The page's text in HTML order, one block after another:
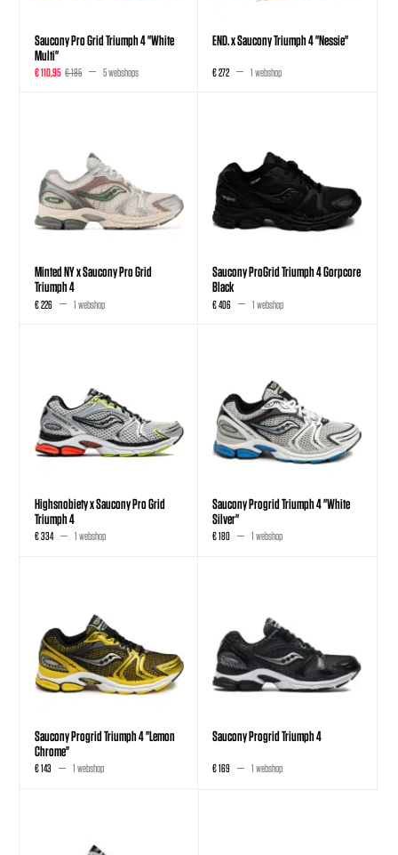
Saucony Pro Grid Triumph 4 "White
Multi"
€ 110,95 € 185 5 webshops
END. x Saucony Triumph 4 "Nessie"
€ 272 1 webshop
Minted NY x Saucony Pro Grid
Triumph 4
€ 226 1 webshop
Saucony ProGrid Triumph 4 Gorpcore
Black
€ 406 1 webshop
Highsnobiety x Saucony Pro Grid
Triumph 4
€ 334 1 webshop
Saucony Progrid Triumph 4 "White
Silver"
€ 180 1 webshop
Saucony Progrid Triumph 4 "Lemon
Chrome"
€ 143 1 webshop
Saucony Progrid Triumph 4
€ 169 1 webshop